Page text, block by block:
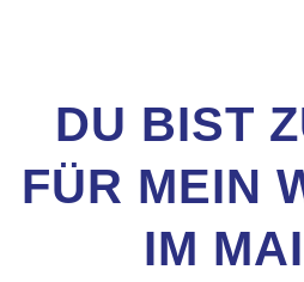
DU BIST
FÜR MEIN
IM